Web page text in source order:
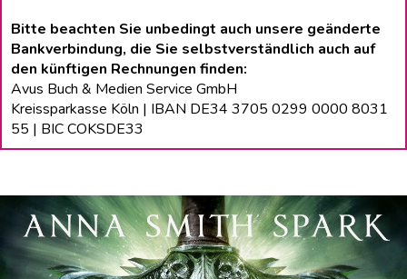
Bitte beachten Sie unbedingt auch unsere geänderte
Bankverbindung, die Sie selbstverständlich auch auf
den künftigen Rechnungen finden:
Avus Buch & Medien Service GmbH
Kreissparkasse Köln | IBAN DE34 3705 0299 0000 8031
55 | BIC COKSDE33